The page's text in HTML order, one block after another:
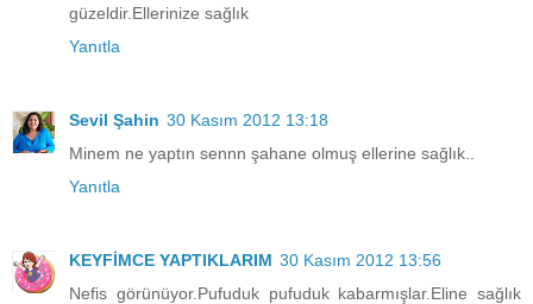
güzeldir.Ellerinize sağlık
Yanıtla
Sevil Şahin 30 Kasım 2012 13:18
Minem ne yaptın sennn şahane olmuş ellerine sağlık..
Yanıtla
KEYFİMCE YAPTIKLARIM 30 Kasım 2012 13:56
Nefis görünüyor.Pufuduk pufuduk kabarmışlar.Eline sağlık